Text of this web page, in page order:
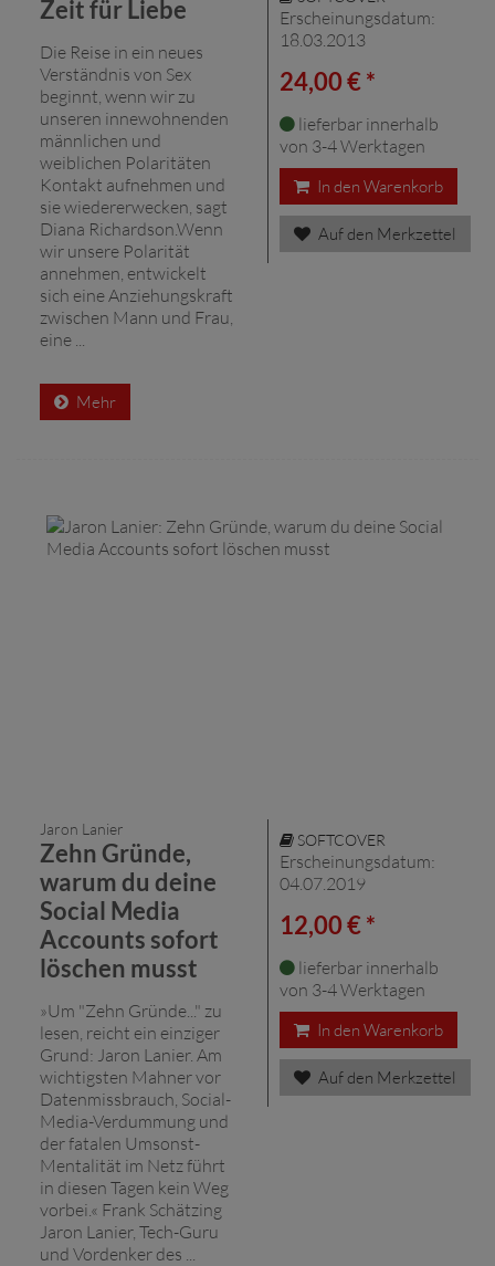
Zeit für Liebe
Die Reise in ein neues
Verständnis von Sex
beginnt, wenn wir zu
unseren innewohnenden
männlichen und
weiblichen Polaritäten
Kontakt aufnehmen und
sie wiedererwecken, sagt
Diana Richardson.Wenn
wir unsere Polarität
annehmen, entwickelt
sich eine Anziehungskraft
zwischen Mann und Frau,
eine ...
Mehr
Erscheinungsdatum:
18.03.2013
24,00 € *
lieferbar innerhalb
von 3-4 Werktagen
In den Warenkorb
Auf den Merkzettel
Jaron Lanier
Zehn Gründe,
warum du deine
Social Media
Accounts sofort
löschen musst
»Um "Zehn Gründe..." zu
lesen, reicht ein einziger
Grund: Jaron Lanier. Am
wichtigsten Mahner vor
Datenmissbrauch, Social-
Media-Verdummung und
der fatalen Umsonst-
Mentalität im Netz führt
in diesen Tagen kein Weg
vorbei.« Frank Schätzing
Jaron Lanier, Tech-Guru
und Vordenker des ...
SOFTCOVER
Erscheinungsdatum:
04.07.2019
12,00 € *
lieferbar innerhalb
von 3-4 Werktagen
In den Warenkorb
Auf den Merkzettel